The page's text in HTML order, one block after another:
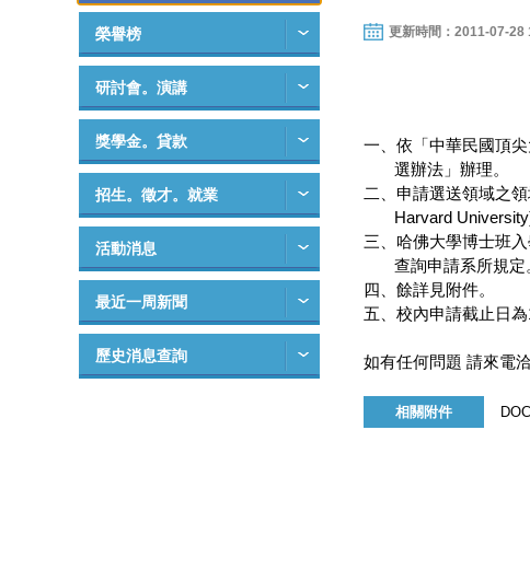
榮譽榜
研討會。演講
獎學金。貸款
招生。徵才。就業
活動消息
最近一周新聞
歷史消息查詢
更新時間：2011-07-
一、依「中華民國頂
選辦法」辦理。
二、申請選送領域之
Harvard University)
三、哈佛大學博士班
查詢申請系所規定
四、餘詳見附件。
五、校內申請截止日
如有任何問題 請來電
相關附件